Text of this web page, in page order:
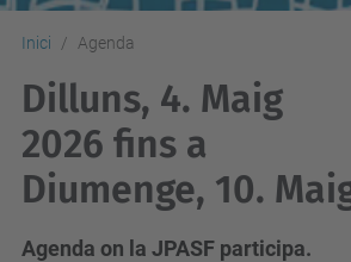
Inici Agenda
Dilluns, 4. Maig
2026 fins a
Diumenge, 10.
Agenda on la JPASF participa.